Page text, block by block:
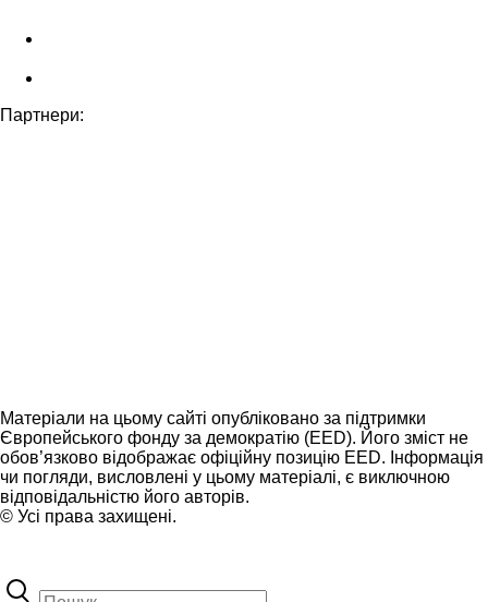
Партнери:
Матеріали на цьому сайті опубліковано за підтримки
Європейського фонду за демократію (EED). Його зміст не
обов’язково відображає офіційну позицію EED. Інформація
чи погляди, висловлені у цьому матеріалі, є виключною
відповідальністю його авторів.
© Усі права захищені.